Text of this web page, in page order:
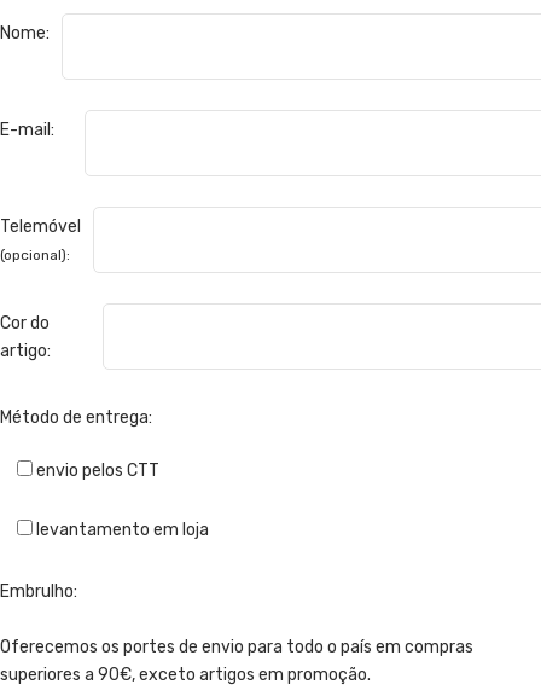
Nome:
E-mail:
Telemóvel
(opcional):
Cor do
artigo:
Método de entrega:
envio pelos CTT
levantamento em loja
Embrulho:
Oferecemos os portes de envio para todo o país em compras
superiores a 90€, exceto artigos em promoção.